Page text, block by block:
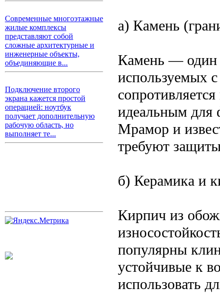
Современные многоэтажные
жилые комплексы
представляют собой
сложные архитектурные и
инженерные объекты,
объединяющие в...
Подключение второго
экрана кажется простой
операцией: ноутбук
получает дополнительную
рабочую область, но
выполняет те...
а) Камень
Камень — один
используемых
идеальным для
Мрамор и
требуют
б) Керамика и
Кирпич из
популярны
устойчивые к
использовать